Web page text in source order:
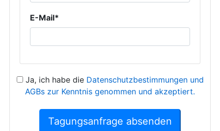
E-Mail*
Ja, ich habe die Datenschutzbestimmungen und
AGBs zur Kenntnis genommen und akzeptiert.
Tagungsanfrage absenden